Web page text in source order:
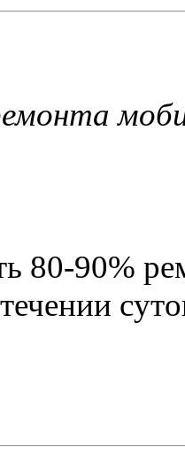
80-90%